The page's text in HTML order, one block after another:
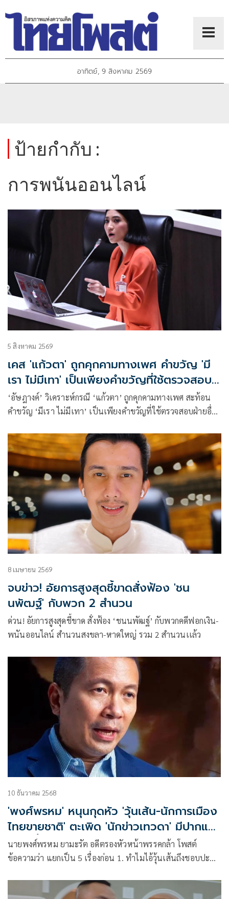
อาทิตย์, 9 สิงหาคม 2569
ป้ายกำกับ :
การพนันออนไลน์
5 สิงหาคม 2569
เคส 'แก้วตา' ถูกคุกคามทางเพศ คำขวัญ 'มี
เรา ไม่มีเทา' เป็นเพียงคำขวัญที่ใช้ตรวจสอบ
ฝ่ายอื่น
‘อัษฎางค์’ วิเคราะห์กรณี ‘แก้วตา’ ถูกคุกคามทางเพศ สะท้อน
คำขวัญ ‘มีเรา ไม่มีเทา’ เป็นเพียงคำขวัญที่ใช้ตรวจสอบฝ่ายอื่น
ซ้ำในหลายรูปแบบ ตั้งแต่เรื่อง ทางเพศ ยาเสพติด การพนัน ข้อ
กล่าวหาทางการเงิน พรรคย่อมไม่อาจอธิบายทุกกรณีว่าเป็นความ
ผิดส่วนบุคคลได้อีกต่อไป
8 เมษายน 2569
จบข่าว! อัยการสูงสุดชี้ขาดสั่งฟ้อง 'ชน
นพัฒฐ์' กับพวก 2 สำนวน
ด่วน! อัยการสูงสุดชี้ขาด สั่งฟ้อง ‘ชนนพัฒฐ์’ กับพวกคดีฟอกเงิน-
พนันออนไลน์ สำนวนสงขลา-หาดใหญ่ รวม 2 สำนวนเเล้ว
10 ธันวาคม 2568
'พงศ์พรหม' หนุนกุดหัว 'วุ้นเส้น-นักการเมือง
ไทยขายชาติ' ตะเพิด 'นักข่าวเทวดา' มีปากแค่
เอาไว้ขั้นหู
นายพงศ์พรหม ยามะรัต อดีตรองหัวหน้าพรรคกล้า โพสต์
ข้อความว่า แยกเป็น 5 เรื่องก่อน 1. ทำไมไอ้วุ้นเส้นถึงชอบปะทะ